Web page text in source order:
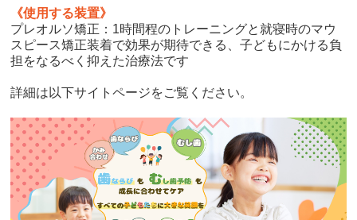
《使用する装置》
プレオルソ矯正：1時間程のトレーニングと就寝時のマウ
スピース矯正装着で効果が期待できる、子どもにかける負
担をなるべく抑えた治療法です
詳細は以下サイトページをご覧ください。